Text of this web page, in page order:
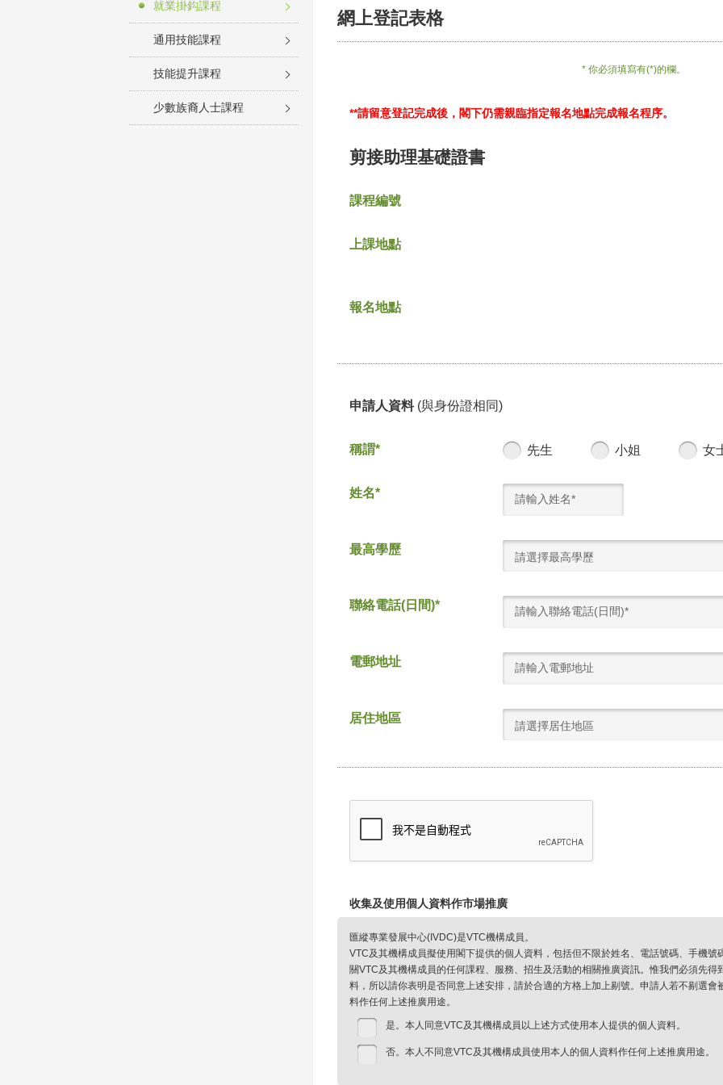
就業掛鈎課程
通用技能課程
技能提升課程
少數族裔人士課程
網上登記表格
* 你必須填寫有(*)的欄。
**請留意登記完成後，閣下仍需親臨指定報名地點完成報名程序。
剪接助理基礎證書
課程編號
上課地點
報名地點
申請人資料 (與身份證相同)
稱謂* 先生 小姐 女
姓名*
最高學歷
請選擇最高學歷
聯絡電話(日間)*
電郵地址
居住地區
請選擇居住地區
收集及使用個人資料作市場推廣
匯縱專業發展中心(IVDC)是VTC機構成員。
VTC及其機構成員擬使用閣下提供的個人資料，包括但不限於姓名、電話號碼、手機
關VTC及其機構成員的任何課程、服務、招生及活動的相關推廣資訊。惟我們必須先
料，所以請你表明是否同意上述安排，請於合適的方格上加上剔號。申請人若不剔選
料作任何上述推廣用途。
是。本人同意VTC及其機構成員以上述方式使用本人提供的個人資料。
否。本人不同意VTC及其機構成員使用本人的個人資料作任何上述推廣用途。